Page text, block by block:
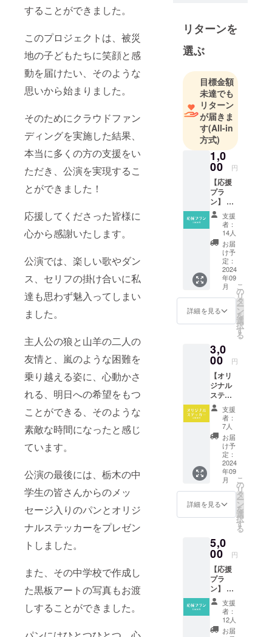
することができました。
このプロジェクトは、被災
地の子どもたちに笑顔と感
動を届けたい、そのような
思いから始まりました。
そのためにクラウドファン
ディングを実施した結果、
本当に多くの方の支援をい
ただき、公演を実現するこ
とができました！
応援してくださった皆様に
心から感謝いたします。
公演では、楽しい歌やダン
ス、セリフの掛け合いに私
達も思わず魅入ってしまい
ました。
主人公の狼と山羊の二人の
友情と、嵐のような困難を
乗り越える姿に、心動かさ
れる、明日への希望をもつ
ことができる、そのような
素敵な時間になったと感じ
ています。
公演の最後には、栃木の中
学生の皆さんからのメッ
セージ入りのパンとオリジ
ナルステッカーをプレゼン
トしました。
また、その中学校で作成し
た黒板アートの写真もお渡
しすることができました。
リターンを
選ぶ
目標金額
未達でも
リターン
が届きま
す(All-in
方式)
1,0
00 円
【応援
プラ
ン】 感
謝の気
持ちを
込め
て、お
礼の
メッ
セージ
をお送
りしま
す。 ※
支援者
様に希
望を確
お名前
をHP及
び各
SNSに
掲載さ
せてい
ただき
ます。
掲載方
法：文
字のみ
（都道
府県、
お名
前） ※
支援
時、掲
前をご
記入く
ださ
い。な
お、記
載が不
要な方
は空欄
のまま
でお進
支援
者：
14人
お届
け予
定：
2024
年09
月
詳細を見る
こ
の
リ
タ
ー
ン
を
選
択
す
る
3,0
00 円
【オリ
ジナル
ステッ
カー】
感謝の
気持ち
を込め
て、お
礼の
メッ
セージ
とオリ
ジナル
ステッ
カーを
お送り
す。 ス
テッ
カーの
サイズ
は、
2.9cm×
2.9cm
です。
※支援者
様に希
支援
者：
7人
お届
け予
定：
2024
年09
月
詳細を見る
こ
の
リ
タ
ー
ン
を
選
択
す
る
5,0
00 円
【応援
プラ
ン】 感
謝の気
持ちを
込め
て、お
支援
者：
12人
お届